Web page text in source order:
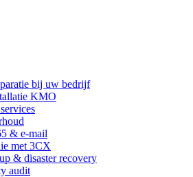
bij uw bedrijf
KMO
& e-mail
met 3CX
& disaster recovery
audit